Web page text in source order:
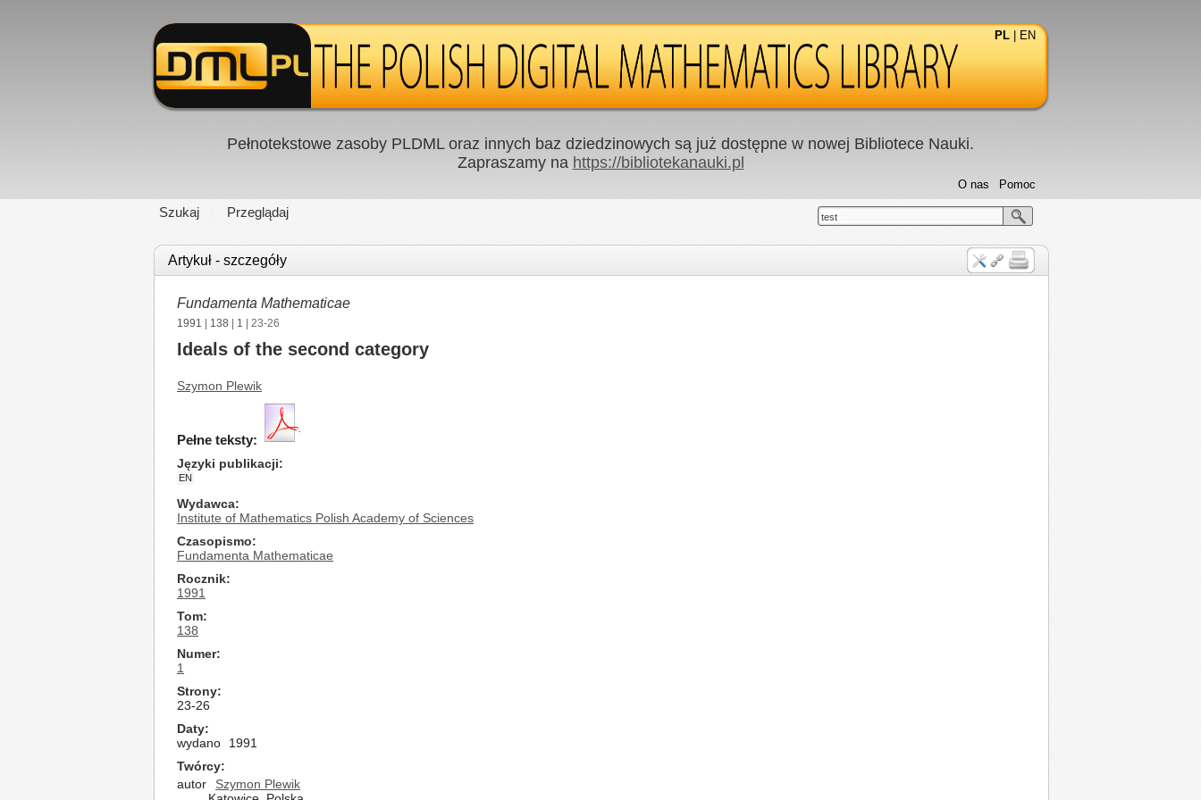
PL EN
Pełnotekstowe zasoby PLDML oraz innych baz dziedzinowych są już dostępne w nowej Bibliotece Nauki.
Zapraszamy na https://bibliotekanauki.pl
Szukaj Przeglądaj
Pomoc
O nas
test
Artykuł - szczegóły
Fundamenta Mathematicae
1991 138 1 | 23-26
Ideals of the second category
Szymon Plewik
Pełne teksty:
Języki publikacji
EN
Wydawca
Institute of Mathematics Polish Academy of Sciences
Czasopismo
Fundamenta Mathematicae
Rocznik
1991
Tom
138
Numer
1
Strony
23-26
Daty
wydano
1991
Twórcy
autor
Szymon Plewik